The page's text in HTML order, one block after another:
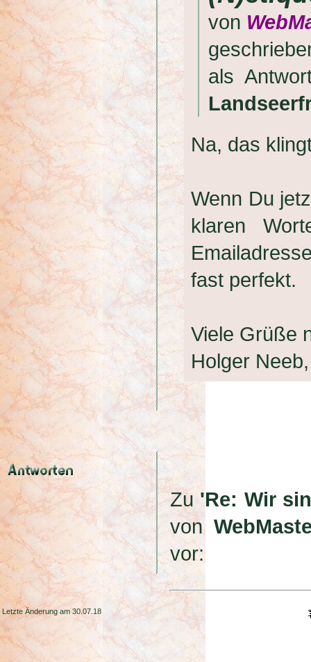
von
als
Na, das
Wenn Du
klaren
fast perfekt.
Viele Grüße
Holger
Zu'Re: Wir
von
vor:
Letzte Änderung am 30.07.18